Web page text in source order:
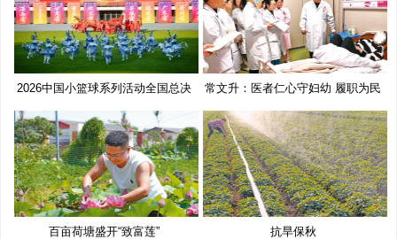
2026中国小篮球系列活动全国总决
常文升：医者仁心守妇幼 履职为民
百亩荷塘盛开“致富莲” 抗旱保秋